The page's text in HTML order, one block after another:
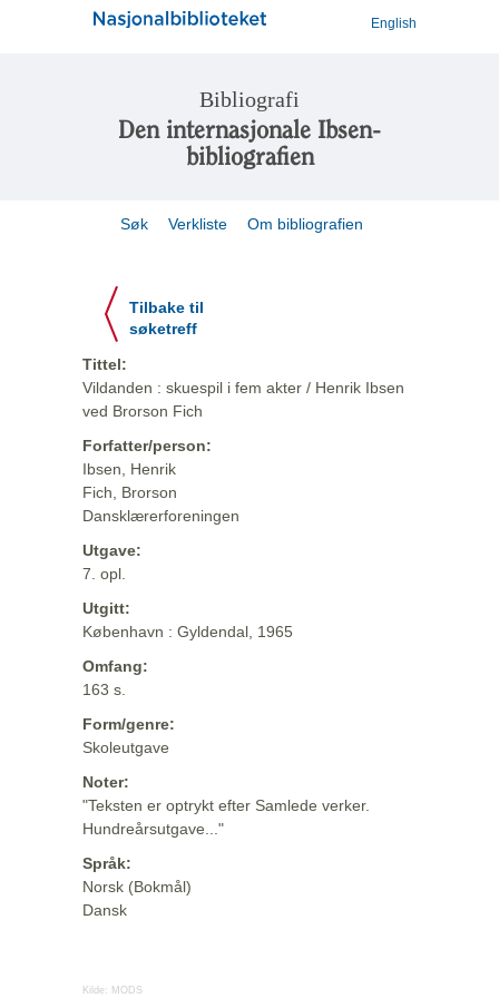
English
Bibliografi
Den internasjonale Ibsen-
bibliografien
Søk Verkliste Om bibliografien
Tilbake til
søketreff
Tittel:
Vildanden : skuespil i fem akter / Henrik Ibsen
ved Brorson Fich
Forfatter/person:
Ibsen, Henrik
Fich, Brorson
Dansklærerforeningen
Utgave:
7. opl.
Utgitt:
København : Gyldendal, 1965
Omfang:
163 s.
Form/genre:
Skoleutgave
Noter:
"Teksten er optrykt efter Samlede verker.
Hundreårsutgave..."
Språk:
Norsk (Bokmål)
Dansk
Kilde: MODS